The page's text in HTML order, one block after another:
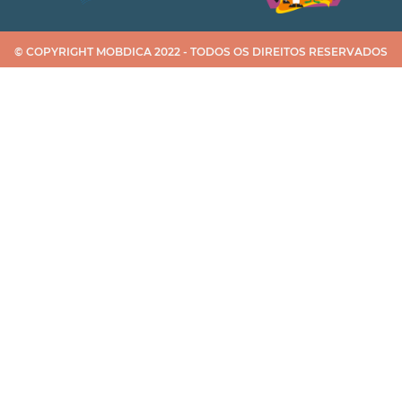
© COPYRIGHT MOBDICA 2022 - TODOS OS DIREITOS RESERVADOS